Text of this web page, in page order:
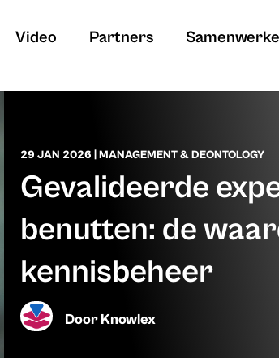
Video Partners
29 JAN 2026 MANAGEMENT & DEONTOLOGY
Gevalideerde
benutten: de
kennisbeheer
DoorKnowlex